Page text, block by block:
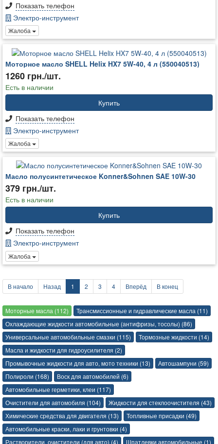
Показать телефон
Электро-инструмент
Жалоба
Моторное масло SHELL Helix HX7 5W-40, 4 л (550040513)
1260 грн./шт.
Есть в наличии
Купить
Показать телефон
Электро-инструмент
Жалоба
Масло полусинтетическое Konner&Sohnen SAE 10W-30
379 грн./шт.
Есть в наличии
Купить
Показать телефон
Электро-инструмент
Жалоба
В начало Назад 1 2 3 4 Вперёд В конец
Моторные масла (112)
Трансмиссионные и гидравлические масла (11)
Охлаждающие жидкости автомобильные (антифризы, тосолы) (86)
Универсальные автомобильные смазки (115)
Тормозные жидкости (14)
Масла и жидкости для гидроусилителя (2)
Промывочные жидкости для авто, мото техники (13)
Автошампуни (59)
Полироли (168)
Воск для автомобилей (6)
Автомобильные герметики, клеи (117)
Очистители для автомобиля (104)
Жидкости для стеклоочистителя (43)
Химические средства для двигателя (13)
Топливные присадки (49)
Автомобильные краски, лаки и грунтовки (4)
Растворители, очистители (для авто) (4)
Шпатлевки автомобильные (1)